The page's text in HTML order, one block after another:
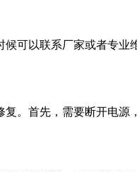
可以联系厂家或者专
。首先，需要断开电